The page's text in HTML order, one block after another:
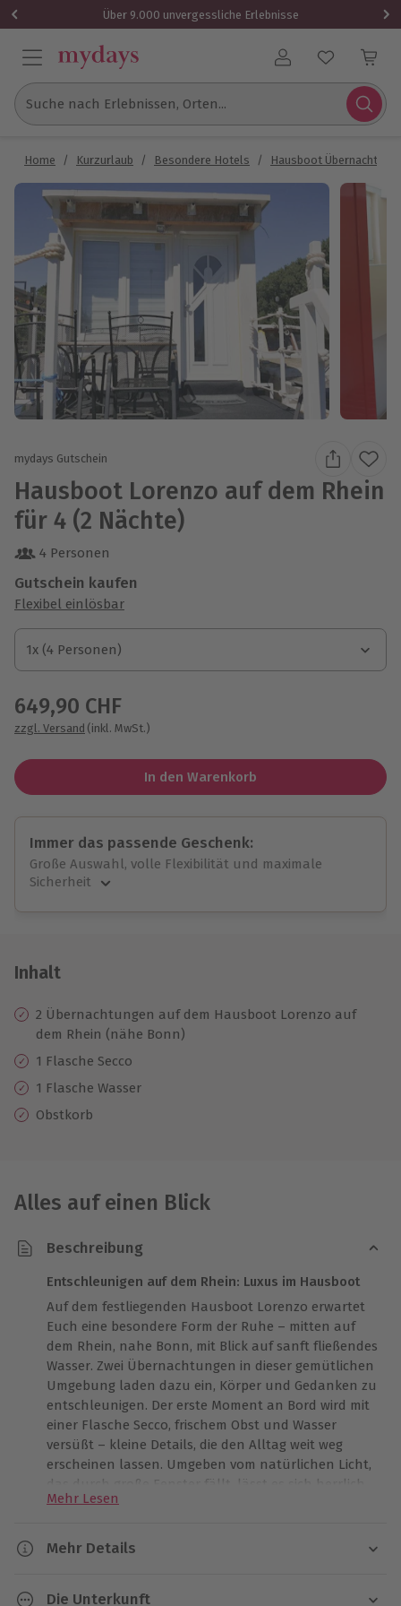
Über 9.000 unvergessliche Erlebnisse
Benutzerkonto
Suche nach Erlebnissen, Orten...
Home / Kurzurlaub / Besondere Hotels / Hausboot Übernachtung
mydays Gutschein
Hausboot Lorenzo auf dem Rhein
für 4 (2 Nächte)
4 Personen
Gutschein kaufen
Flexibel einlösbar
1x (4 Personen)
1x (4 Personen)
1x (4 Personen)
649,90 CHF
zzgl. Versand (inkl. MwSt.)
In den Warenkorb
Immer das passende Geschenk:
Große Auswahl, volle Flexibilität und maximale
Sicherheit
Jeder Gutschein für alle Erlebnisse einlösbar.
10 Jahre gültig & verlängerbar.
Inhalt
2 Übernachtungen auf dem Hausboot Lorenzo auf
dem Rhein (nähe Bonn)
1 Flasche Secco
1 Flasche Wasser
Obstkorb
Alles auf einen Blick
Beschreibung
Entschleunigen auf dem Rhein: Luxus im Hausboot
Auf dem festliegenden Hausboot Lorenzo erwartet
Euch eine besondere Form der Ruhe – mitten auf
dem Rhein, nahe Bonn, mit Blick auf sanft fließendes
Wasser. Zwei Übernachtungen in dieser gemütlichen
Umgebung laden dazu ein, Körper und Gedanken zu
entschleunigen. Der erste Moment an Bord wird mit
einer Flasche Secco, frischem Obst und Wasser
versüßt – kleine Details, die den Alltag weit weg
erscheinen lassen. Umgeben vom natürlichen Licht,
das durch große Fenster fällt, lässt es sich herrlich
gemeinsam träumen, lesen oder einfach nur
der nur das Hier und Jetzt zählt, dann ist diese
Mehr Lesen
Mehr Details
Die Unterkunft